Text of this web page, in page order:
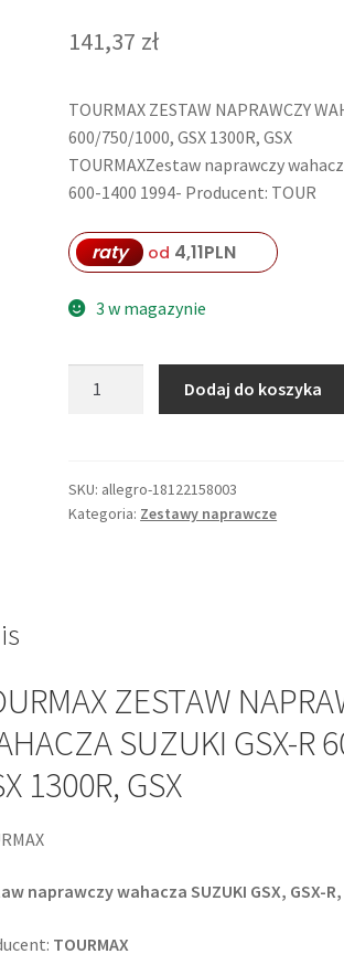
141,37 zł
TOURMAX ZESTAW NAPRAWCZY
600/750/1000, GSX 1300R, GSX
TOURMAXZestaw naprawczy
600-1400 1994- Producent: TOUR
raty od 4,11PLN
3 w magazynie
WAHACZA
SUZUKI
Dodaj do koszyka
SKU: allegro-18122158003
Kategoria: Zestawy naprawcze
ZESTAW
SUZUKI GSX-R
1300R, GSX
naprawczy wahacza SUZUKI GSX, GSX-
TOURMAX